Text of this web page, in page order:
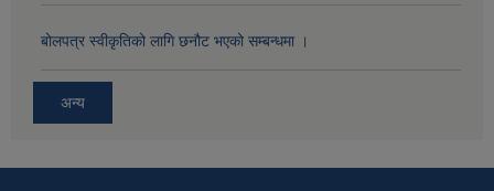
बोलपत्र स्वीकृतिको लागि छनौट भएको सम्बन्धमा ।
अन्य